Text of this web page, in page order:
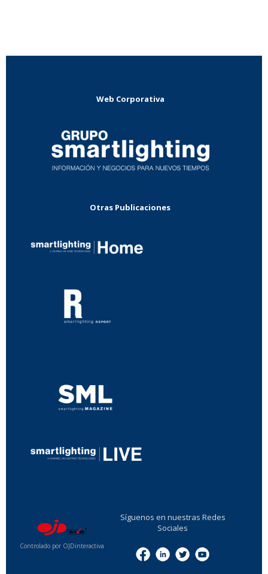
Web Corporativa
Otras Publicaciones
Controlado por OJDinteractiva
Síguenos en nuestras Redes
Sociales